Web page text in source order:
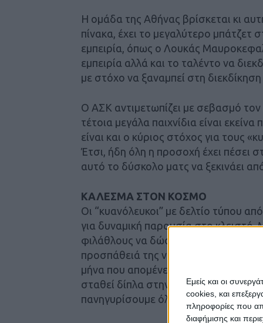
Εμείς και οι
cookies, και
πληροφορίες που
διαφήμισης και
Η ομάδα της Αθήνας βρίσκεται κι
πίνακα, έχει το μεγαλύτερο μπάτζετ
εμπειρία, όπως ο Λουκάς
εμπειρία αλλά και το ταλέντο να
με στόχο να ξαναμπεί στη
Ο ΑΣΚ αντιμετωπίζει με σεβασμό
τέτοια μεγάλα παιχνίδια είναι
είναι και ο κύριος στόχος για τους
Έτσι, ήδη όλη η προσοχή έχει πέσει
αυτό το δύσκολο ματς να ξεκινάει
ΚΑΛΕΣΜΑ ΣΤΟΝ ΚΟΣΜΟ
Οι “κυανόλευκοι” με δελτίο τύπου
για δυναμική παρουσία στο
φιλάθλους να δώσουν το «παρών»
προσπάθειά της να γράψει ιστορία
μήνα που απομένει μέχρι το τέλος
σταθεί δίπλα στην ομάδα, δίπλα
πανηγυρίσουμε όλοι μαζί, μια